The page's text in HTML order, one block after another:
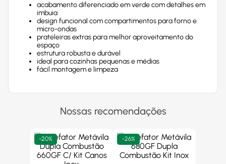
acabamento diferenciado em verde com detalhes em
imbuia
design funcional com compartimentos para forno e
micro-ondas
prateleiras extras para melhor aproveitamento do
espaço
estrutura robusta e durável
ideal para cozinhas pequenas e médias
fácil montagem e limpeza
Nossas recomendações
-20% -26%